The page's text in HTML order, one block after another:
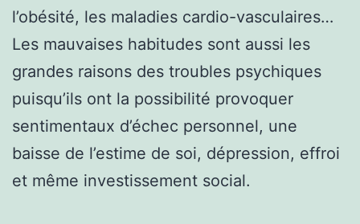
l’obésité, les maladies cardio-vasculaires…
Les mauvaises habitudes sont aussi les
grandes raisons des troubles psychiques
puisqu’ils ont la possibilité provoquer
sentimentaux d’échec personnel, une
baisse de l’estime de soi, dépression, effroi
et même investissement social.